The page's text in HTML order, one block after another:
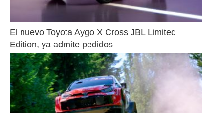
El nuevo Toyota Aygo X Cross JBL Limited
Edition, ya admite pedidos